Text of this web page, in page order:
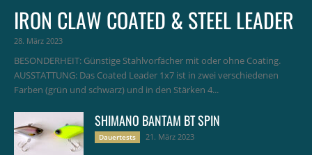
IRON CLAW COATED & STEEL LEADER
28. März 2023
BESONDERHEIT: Günstige Stahlvorfächer mit oder ohne Coating.
AUSSTATTUNG: Das Coated Leader 1x7 ist in zwei verschiedenen
Farben (grün und schwarz) und in den Stärken 4...
SHIMANO BANTAM BT SPIN
Dauertests 21. März 2023